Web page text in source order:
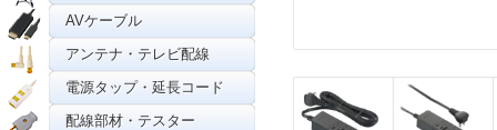
AVケーブル
アンテナ・テレビ配線
電源タップ・延長コード
配線部材・テスター